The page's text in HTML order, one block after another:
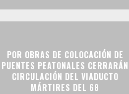
POR OBRAS DE COLOCACIÓN DE
PUENTES PEATONALES CERRARÁN
CIRCULACIÓN DEL VIADUCTO
MÁRTIRES DEL 68